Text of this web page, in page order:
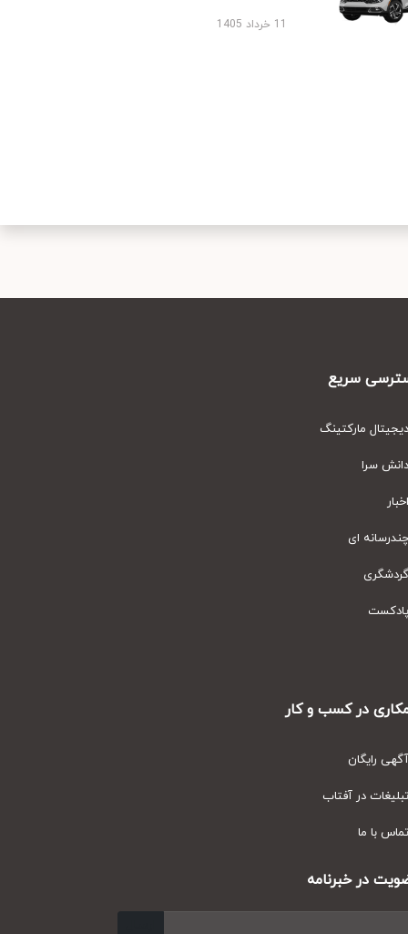
سریع
مارکتینگ
سرا
ای
در کسب و کار
رایگان
در آفتاب
با ما
در خبرنامه